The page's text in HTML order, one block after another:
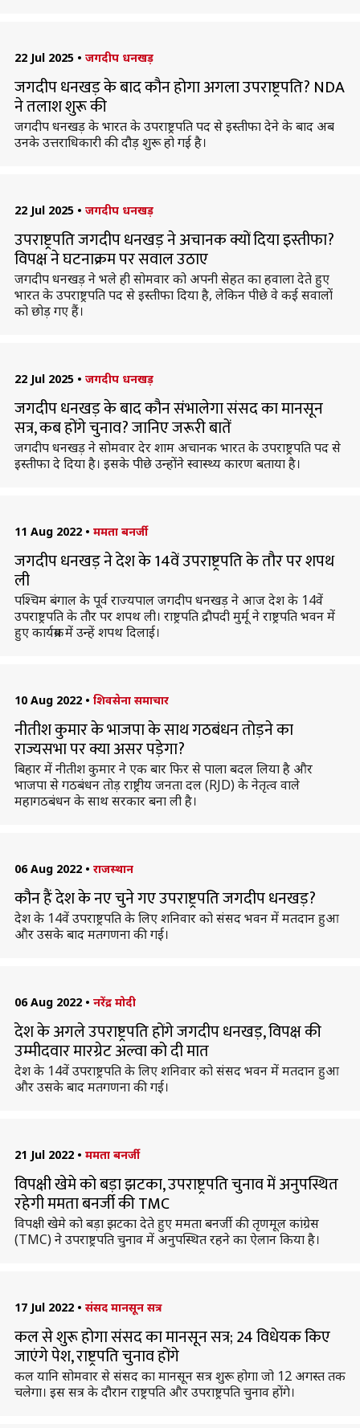
22 Jul 2025 • जगदीप धनखड़
जगदीप धनखड़ के बाद कौन होगा अगला उपराष्ट्रपति? NDA
ने तलाश शुरू की
जगदीप धनखड़ के भारत के उपराष्ट्रपति पद से इस्तीफा देने के बाद अब
उनके उत्तराधिकारी की दौड़ शुरू हो गई है।
22 Jul 2025 • जगदीप धनखड़
उपराष्ट्रपति जगदीप धनखड़ ने अचानक क्यों दिया इस्तीफा?
विपक्ष ने घटनाक्रम पर सवाल उठाए
जगदीप धनखड़ ने भले ही सोमवार को अपनी सेहत का हवाला देते हुए
भारत के उपराष्ट्रपति पद से इस्तीफा दिया है, लेकिन पीछे वे कई सवालों
को छोड़ गए हैं।
22 Jul 2025 • जगदीप धनखड़
जगदीप धनखड़ के बाद कौन संभालेगा संसद का मानसून
सत्र, कब होंगे चुनाव? जानिए जरूरी बातें
जगदीप धनखड़ ने सोमवार देर शाम अचानक भारत के उपराष्ट्रपति पद से
इस्तीफा दे दिया है। इसके पीछे उन्होंने स्वास्थ्य कारण बताया है।
11 Aug 2022 • ममता बनर्जी
जगदीप धनखड़ ने देश के 14वें उपराष्ट्रपति के तौर पर शपथ
ली
पश्चिम बंगाल के पूर्व राज्यपाल जगदीप धनखड़ ने आज देश के 14वें
उपराष्ट्रपति के तौर पर शपथ ली। राष्ट्रपति द्रौपदी मुर्मू ने राष्ट्रपति भवन में
हुए कार्यक्रम में उन्हें शपथ दिलाई।
10 Aug 2022 • शिवसेना समाचार
नीतीश कुमार के भाजपा के साथ गठबंधन तोड़ने का
राज्यसभा पर क्या असर पड़ेगा?
बिहार में नीतीश कुमार ने एक बार फिर से पाला बदल लिया है और
भाजपा से गठबंधन तोड़ राष्ट्रीय जनता दल (RJD) के नेतृत्व वाले
महागठबंधन के साथ सरकार बना ली है।
06 Aug 2022 • राजस्थान
कौन हैं देश के नए चुने गए उपराष्ट्रपति जगदीप धनखड़?
देश के 14वें उपराष्ट्रपति के लिए शनिवार को संसद भवन में मतदान हुआ
और उसके बाद मतगणना की गई।
06 Aug 2022 • नरेंद्र मोदी
देश के अगले उपराष्ट्रपति होंगे जगदीप धनखड़, विपक्ष की
उम्मीदवार मारग्रेट अल्वा को दी मात
देश के 14वें उपराष्ट्रपति के लिए शनिवार को संसद भवन में मतदान हुआ
और उसके बाद मतगणना की गई।
21 Jul 2022 • ममता बनर्जी
विपक्षी खेमे को बड़ा झटका, उपराष्ट्रपति चुनाव में अनुपस्थित
रहेगी ममता बनर्जी की TMC
विपक्षी खेमे को बड़ा झटका देते हुए ममता बनर्जी की तृणमूल कांग्रेस
(TMC) ने उपराष्ट्रपति चुनाव में अनुपस्थित रहने का ऐलान किया है।
17 Jul 2022 • संसद मानसून सत्र
कल से शुरू होगा संसद का मानसून सत्र; 24 विधेयक किए
जाएंगे पेश, राष्ट्रपति चुनाव होंगे
कल यानि सोमवार से संसद का मानसून सत्र शुरू होगा जो 12 अगस्त तक
चलेगा। इस सत्र के दौरान राष्ट्रपति और उपराष्ट्रपति चुनाव होंगे।